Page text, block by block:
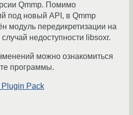
Qmmp. Помимо
под новый API, в Qmmp
модуль передикретизации на
недоступности libsoxr.
можно ознакомиться
программы.
Pack